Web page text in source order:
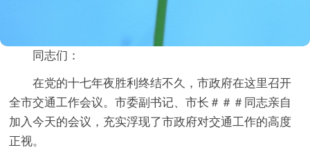
同志们：
在党的十七年夜胜利终结不久，市政府在这里召开
全市交通工作会议。市委副书记、市长＃＃＃同志亲自
加入今天的会议，充实浮现了市政府对交通工作的高度
正视。